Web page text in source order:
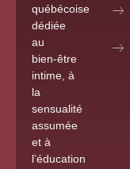
québécoise
dédiée
au
bien-être
intime, à
la
sensualité
assumée
et à
l’éducation